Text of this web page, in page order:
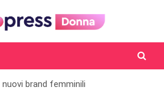
Nanopress.it
nuovi brand femminili